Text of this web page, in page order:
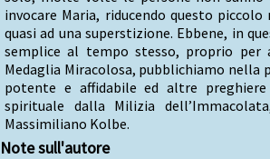
invocare Maria, riducendo questo
quasi ad una superstizione. Ebbene, in
semplice al tempo stesso, proprio per
Medaglia Miracolosa, pubblichiamo nella
potente e affidabile ed altre preghiere
spirituale dalla Milizia
Massimiliano Kolbe.
Note sull'autore